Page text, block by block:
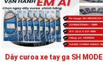
Dây curoa xe tay ga SH MODE